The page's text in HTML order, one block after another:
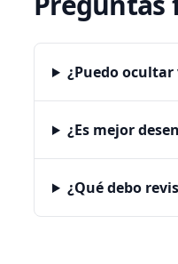
¿Puedo
¿Es mejor
¿Qué debo